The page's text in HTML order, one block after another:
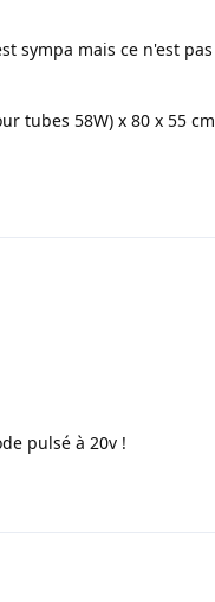
sympa mais ce n'est pas
tubes 58W) x 80 x 55 cm
pulsé à 20v !